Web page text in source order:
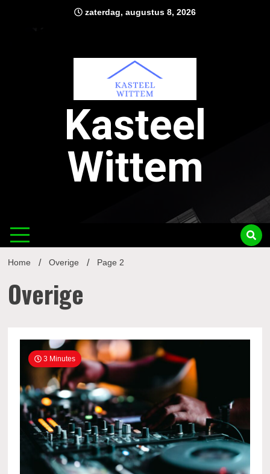
zaterdag, augustus 8, 2026
Kasteel
Wittem
Home Overige Page 2
Overige
3 Minutes